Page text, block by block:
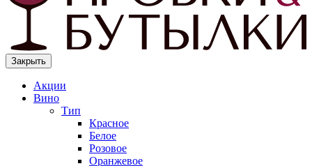
Закрыть
Акции
Вино
Тип
Красное
Белое
Розовое
Оранжевое